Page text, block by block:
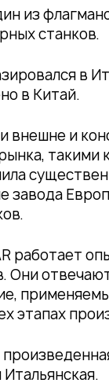
из
станков.
в
в Китай.
внешне и
такими
завода